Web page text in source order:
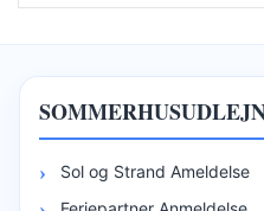
Sol og Strand Ameldelse